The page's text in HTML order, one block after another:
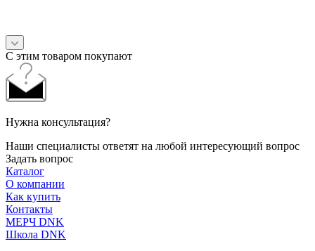
С этим товаром покупают
Нужна консультация?
Наши специалисты ответят на любой интересующий вопрос
Задать вопрос
Каталог
О компании
Как купить
Контакты
МЕРЧ DNK
Школа DNK